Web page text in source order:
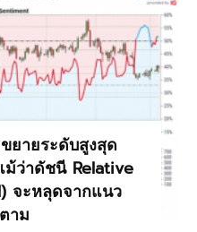
ยายระดับสูงสุด
ว่าดัชนี Relative
จะหลุดจากแนว
าม